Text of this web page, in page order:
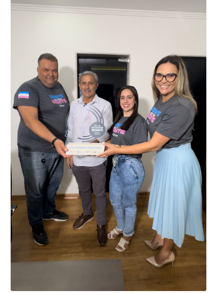
adulteração, imediatamente, a central de
videomonitoramento acionou a Guarda Civil Municipal,
Durante a abordagem a adulteração foi comprovada,
através da conferência do Chassi, a motocicleta, bem
conta do sistema de videomonitoramento instalado
recentemente em todo o município de Presidente
Kennedy, o sistema é integrado com outros municípios
do país, sendo possível a identificação de veículos por
meio do cruzamento de informações, nesse caso
específico, com dados de uma cidade do Estado do Rio
de Janeiro.
“Mais de 100 câmeras foram instaladas na sede e no
interior de Presidente Kennedy, garantindo mais
segurança à população, seja nas ruas, no comércio, os
produtores agropecuários. Estamos no rumo certo,
parabéns a todos os servidores que contribuem para a
segurança da nossa cidade”, destaca o prefeito Dorlei
Fontão.